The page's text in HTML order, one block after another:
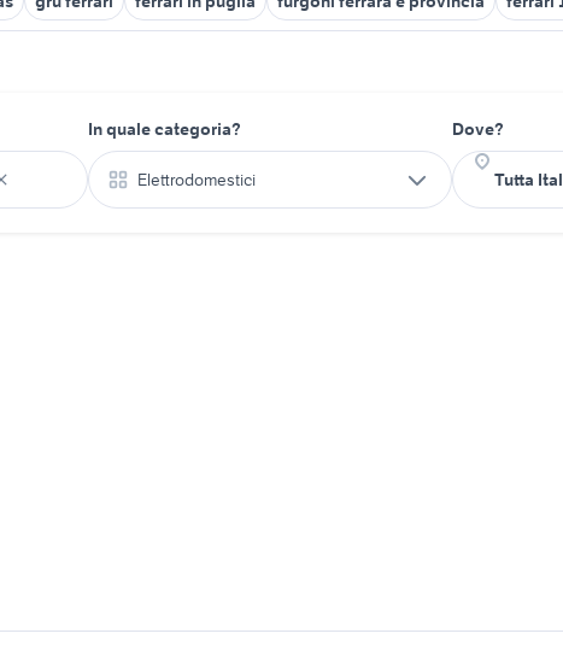
In quale categoria?
Elettrodomestici
Dove?